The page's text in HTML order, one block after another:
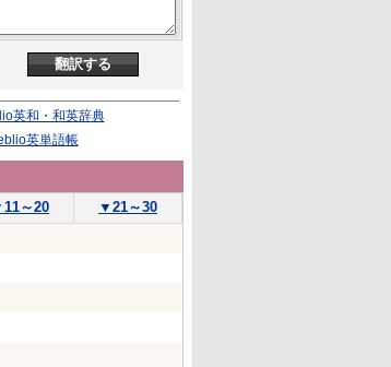
英和・和英辞典
英単語帳
11～20 ▼ 21～30